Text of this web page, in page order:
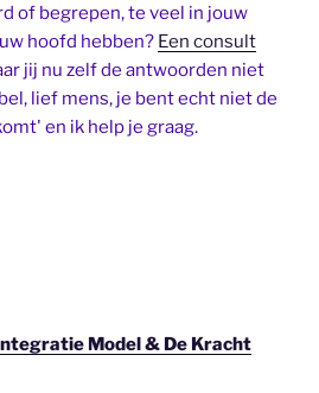
of begrepen, te veel in jouw
hoofd hebben? Een consult
jij nu zelf de antwoorden niet
lief mens, je bent echt niet de
en ik help je graag.
Model & De Kracht